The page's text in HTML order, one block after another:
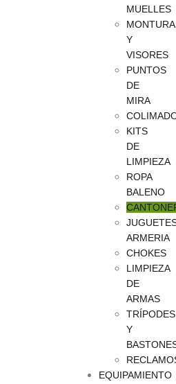
MUELLES
Y
VISORES
PUNTOS
DE
MIRA
KITS
DE
LIMPIEZA
ROPA
BALENO
ARMERIA
CHOKES
LIMPIEZA
DE
ARMAS
TRÍPODES
Y
EQUIPAMIENTO